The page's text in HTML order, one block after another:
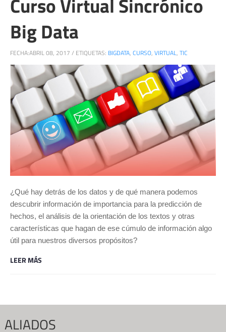
Big Data
FECHA:ABRIL 08, 2017 / ETIQUETAS: BIGDATA, CURSO, VIRTUAL, TIC
¿Qué hay detrás de los datos y de qué manera podemos
descubrir información de importancia para la predicción de
hechos, el análisis de la orientación de los textos y otras
características que hagan de ese cúmulo de información algo
útil para nuestros diversos propósitos?
LEER MÁS
ALIADOS